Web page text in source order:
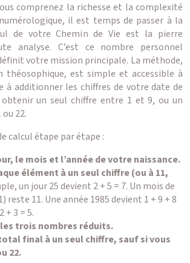
comprenez la richesse et la complexité
il est temps de passer à la
de votre Chemin de Vie est la pierre
analyse. C’est ce nombre personnel
votre mission principale. La méthode,
théosophique, est simple et accessible à
à additionner les chiffres de votre date de
obtenir un seul chiffre entre 1 et 9, ou un
22.
calcul étape par étape :
le mois et l’année de votre naissance.
élément à un seul chiffre (ou à 11,
un jour 25 devient 2 + 5 = 7. Un mois de
reste 11. Une année 1985 devient 1 + 9 + 8
+ 3 = 5.
trois nombres réduits.
final à un seul chiffre, sauf si vous
22.